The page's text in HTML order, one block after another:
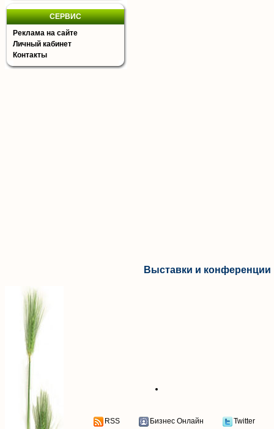
СЕРВИС
Реклама на сайте
Личный кабинет
Контакты
Выставки и конференции
RSS Бизнес Онлайн Twitter